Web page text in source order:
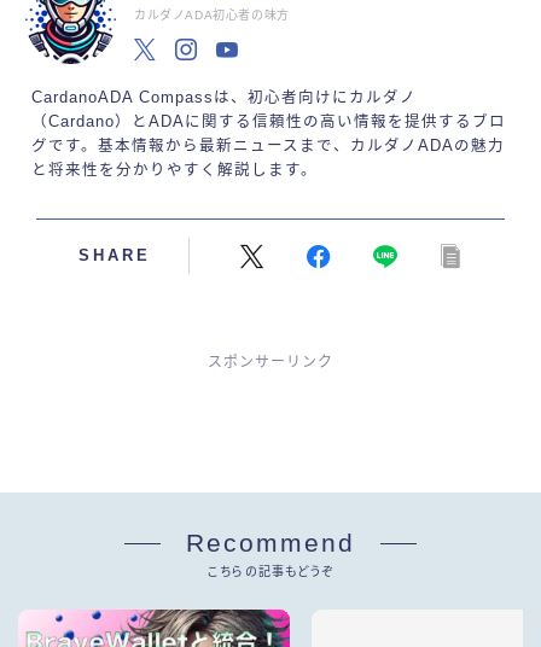
カルダノADA初心者の味方
CardanoADA Compassは、初心者向けにカルダノ
（Cardano）とADAに関する信頼性の高い情報を提供するブロ
グです。基本情報から最新ニュースまで、カルダノADAの魅力
と将来性を分かりやすく解説します。
SHARE
スポンサーリンク
Recommend
こちらの記事もどうぞ